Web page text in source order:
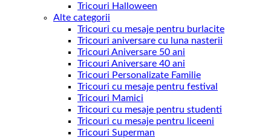
Tricouri Halloween
Alte categorii
Tricouri cu mesaje pentru burlacite
Tricouri aniversare cu luna nasterii
Tricouri Aniversare 50 ani
Tricouri Aniversare 40 ani
Tricouri Personalizate Familie
Tricouri cu mesaje pentru festival
Tricouri Mamici
Tricouri cu mesaje pentru studenti
Tricouri cu mesaje pentru liceeni
Tricouri Superman